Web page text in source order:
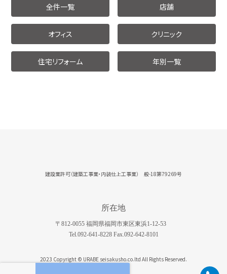
全件一覧 店舗
オフィス クリニック
住宅リフォーム 年別一覧
建設業許可（建築工事業・内装仕上工事業） 般-18第79269号
所在地
〒812-0055 福岡県福岡市東区東浜1-12-53
Tel.092-641-8228 Fax.092-642-8101
2023 Copyright © URABE seisakusho.co.ltd All Rights Reserved.